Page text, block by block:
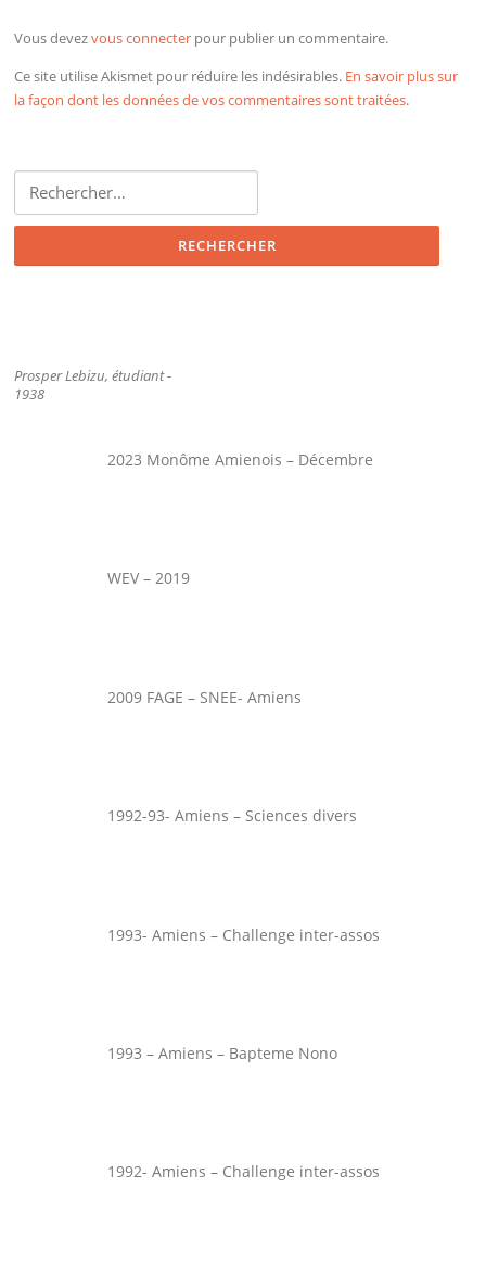
Vous devezvous connecter pour publier un commentaire.
Ce site utilise Akismet pour réduire les indésirables. En savoir plus sur
la façon dont les données de vos commentaires sont traitées.
Prosper Lebizu, étudiant -
1938
2023 Monôme Amienois – Décembre
WEV – 2019
2009 FAGE – SNEE- Amiens
1992-93- Amiens – Sciences divers
1993- Amiens – Challenge inter-assos
1993 – Amiens – Bapteme Nono
1992- Amiens – Challenge inter-assos